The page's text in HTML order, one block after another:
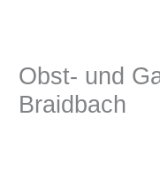
Obst- und
Braidbach